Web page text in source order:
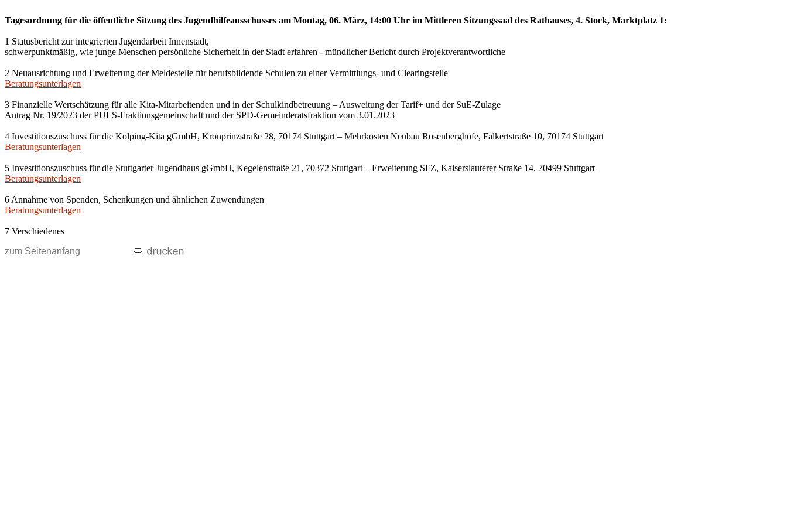
Tagesordnung für die öffentliche Sitzung des Jugendhilfeausschusses am Montag, 06. März, 14:00 Uhr im Mittleren Sitzungssaal des Rathauses, 4. Stock, Marktplatz 1:
1 Statusbericht zur integrierten Jugendarbeit Innenstadt,
schwerpunktmäßig, wie junge Menschen persönliche Sicherheit in der Stadt erfahren - mündlicher Bericht durch Projektverantwortliche
2 Neuausrichtung und Erweiterung der Meldestelle für berufsbildende Schulen zu einer Vermittlungs- und Clearingstelle
Beratungsunterlagen
3 Finanzielle Wertschätzung für alle Kita-Mitarbeitenden und in der Schulkindbetreuung – Ausweitung der Tarif+ und der SuE-Zulage
Antrag Nr. 19/2023 der PULS-Fraktionsgemeinschaft und der SPD-Gemeinderatsfraktion vom 3.01.2023
4 Investitionszuschuss für die Kolping-Kita gGmbH, Kronprinzstraße 28, 70174 Stuttgart – Mehrkosten Neubau Rosenberghöfe, Falkertstraße 10, 70174 Stuttgart
Beratungsunterlagen
5 Investitionszuschuss für die Stuttgarter Jugendhaus gGmbH, Kegelenstraße 21, 70372 Stuttgart – Erweiterung SFZ, Kaiserslauterer Straße 14, 70499 Stuttgart
Beratungsunterlagen
6 Annahme von Spenden, Schenkungen und ähnlichen Zuwendungen
Beratungsunterlagen
7 Verschiedenes
zum Seitenanfang